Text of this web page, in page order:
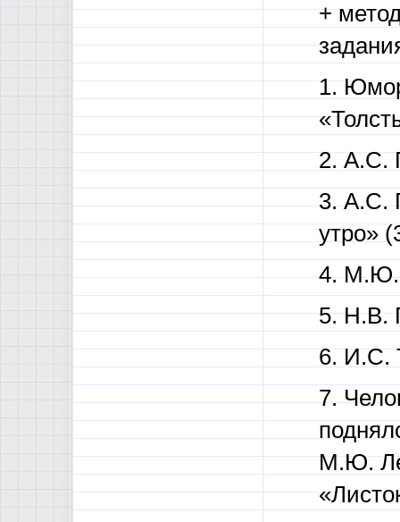
+
1.
2. А.С.
3. А.С.
утро»
4. М.Ю.
5. Н.В.
6. И.С.
7.
М.Ю.